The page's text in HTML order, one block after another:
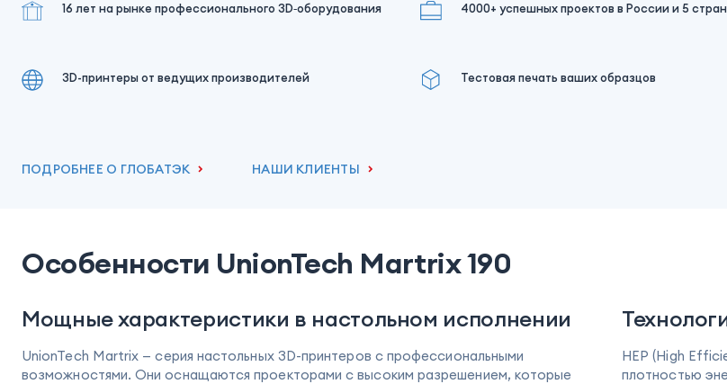
16 лет на рынке профессионального 3D‑оборудования 4000+ успешных проектов в России и 5
3D-принтеры от ведущих производителей Тестовая печать ваших образцов
ПОДРОБНЕЕ О ГЛОБАТЭК НАШИ КЛИЕНТЫ
Особенности UnionTech Martrix 190
Мощные характеристики в настольном исполнении
UnionTech Martrix — серия настольных 3D-принтеров с профессиональными
возможностями. Они оснащаются проекторами с высоким разрешением, которые
HEP (High
плотностью